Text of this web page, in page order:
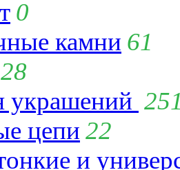
0
камни 61
28
украшений
цепи 22
и